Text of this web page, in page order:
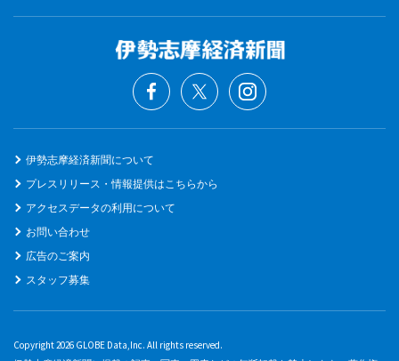
伊勢志摩経済新聞について
プレスリリース・情報提供はこちらから
アクセスデータの利用について
お問い合わせ
広告のご案内
スタッフ募集
Copyright 2026 GLOBE Data,Inc. All rights reserved.